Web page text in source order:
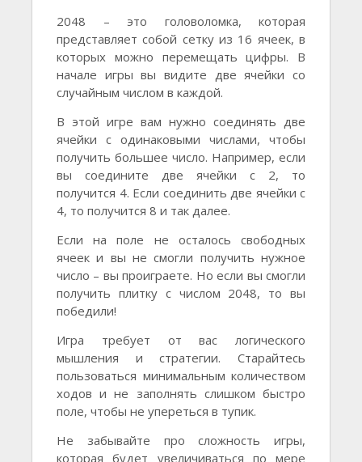
2048 – это головоломка, которая
представляет собой сетку из 16 ячеек, в
которых можно перемещать цифры. В
начале игры вы видите две ячейки со
случайным числом в каждой.
В этой игре вам нужно соединять две
ячейки с одинаковыми числами, чтобы
получить большее число. Например, если
вы соедините две ячейки с 2, то
получится 4. Если соединить две ячейки с
4, то получится 8 и так далее.
Если на поле не осталось свободных
ячеек и вы не смогли получить нужное
число – вы проиграете. Но если вы смогли
получить плитку с числом 2048, то вы
победили!
Игра требует от вас логического
мышления и стратегии. Старайтесь
пользоваться минимальным количеством
ходов и не заполнять слишком быстро
поле, чтобы не упереться в тупик.
Не забывайте про сложность игры,
которая будет увеличиваться по мере